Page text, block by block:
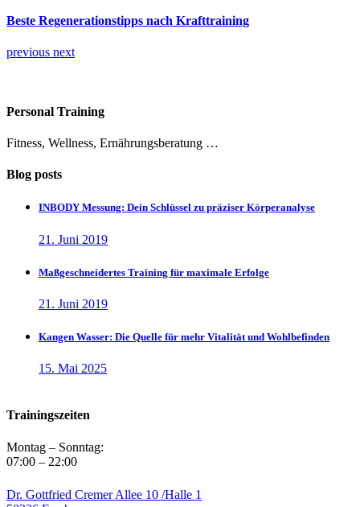
Beste Regenerationstipps nach Krafttraining
previous next
Personal Training
Fitness, Wellness, Ernährungsberatung …
Blog posts
INBODY Messung: Dein Schlüssel zu präziser Körperanalyse
21. Juni 2019
Maßgeschneidertes Training für maximale Erfolge
21. Juni 2019
Kangen Wasser: Die Quelle für mehr Vitalität und Wohlbefinden
15. Mai 2025
Trainingszeiten
Montag – Sonntag:
07:00 – 22:00
Dr. Gottfried Cremer Allee 10 /Halle 1